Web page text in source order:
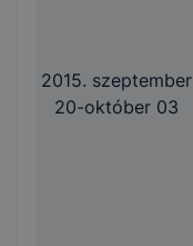
2015. szeptember
20-október 03